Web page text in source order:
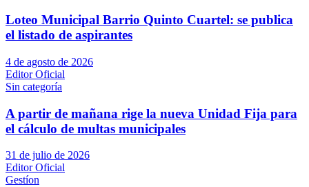
Loteo Municipal Barrio Quinto Cuartel: se publica
el listado de aspirantes
4 de agosto de 2026
Editor Oficial
Sin categoría
A partir de mañana rige la nueva Unidad Fija para
el cálculo de multas municipales
31 de julio de 2026
Editor Oficial
Gestíon